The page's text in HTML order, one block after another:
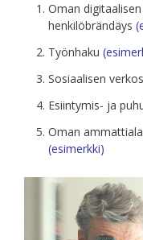
Oman
henkilöbrändäys
Työnhaku
Sosiaalisen
Esiintymis- ja
Oman
(esimerkki)